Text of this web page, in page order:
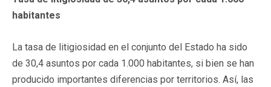
habitantes
La tasa de litigiosidad en el conjunto del Estado ha sido
de 30,4 asuntos por cada 1.000 habitantes, si bien se han
producido importantes diferencias por territorios. Así, las